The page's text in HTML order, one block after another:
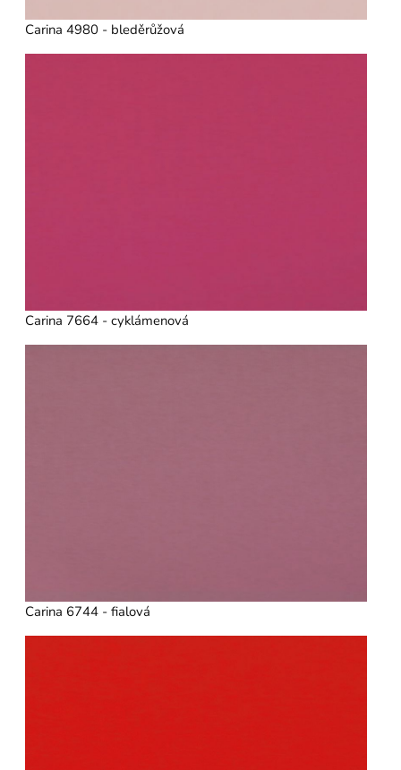
Carina 4980 - bleděrůžová
Carina 7664 - cyklámenová
Carina 6744 - fialová